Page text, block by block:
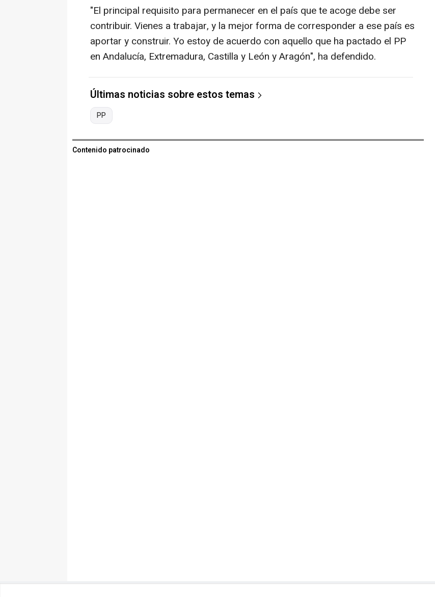
"El principal requisito para permanecer en el país que te acoge debe ser
contribuir. Vienes a trabajar, y la mejor forma de corresponder a ese país es
aportar y construir. Yo estoy de acuerdo con aquello que ha pactado el PP
en Andalucía, Extremadura, Castilla y León y Aragón", ha defendido.
Últimas noticias sobre estos temas
PP
Contenido patrocinado